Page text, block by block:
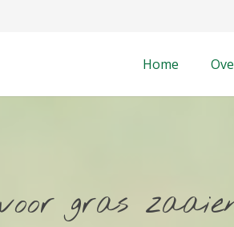
Home
gras